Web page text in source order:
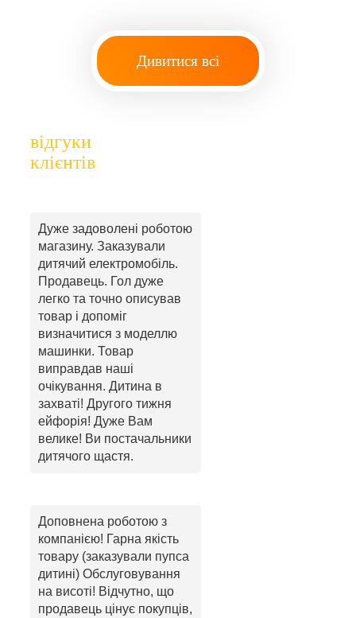
Дивитися всі
відгуки
клієнтів
Дуже задоволені роботою
магазину. Заказували
дитячий електромобіль.
Продавець. Гол дуже
легко та точно описував
товар і допоміг
визначитися з моделлю
машинки. Товар
виправдав наші
очікування. Дитина в
захваті! Другого тижня
ейфорія! Дуже Вам
велике! Ви постачальники
дитячого щастя.
Доповнена роботою з
компанією! Гарна якість
товару (заказували пупса
дитині) Обслуговування
на висоті! Відчутно, що
продавець цінує покупців,